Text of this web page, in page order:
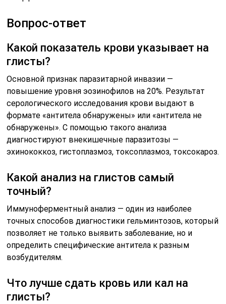
Вопрос-ответ
Какой показатель крови указывает на
глисты?
Основной признак паразитарной инвазии —
повышение уровня эозинофилов на 20%. Результат
серологического исследования крови выдают в
формате «антитела обнаружены» или «антитела не
обнаружены». С помощью такого анализа
диагностируют внекишечные паразитозы —
эхинококкоз, гистоплазмоз, токсоплазмоз, токсокароз.
Какой анализ на глистов самый
точный?
Иммуноферментный анализ — один из наиболее
точных способов диагностики гельминтозов, который
позволяет не только выявить заболевание, но и
определить специфические антитела к разным
возбудителям.
Что лучше сдать кровь или кал на
глисты?